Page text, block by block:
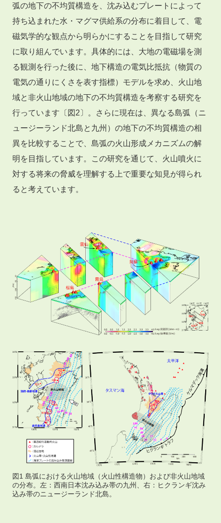
弧の地下の不均質構造を、沈み込むプレートによって
持ち込まれた水・マグマ供給系の分布に着目して、電
磁気学的な観点から明らかにすることを目指して研究
に取り組んでいます。具体的には、大地の電磁場を測
る観測を行った後に、地下構造の電気比抵抗（物質の
電気の通りにくさを表す指標）モデルを求め、火山地
域と非火山地域の地下の不均質構造を考察する研究を
行っています〔図2〕。さらに現在は、異なる島弧（ニ
ュージーランド北島と九州）の地下の不均質構造の相
異を比較することで、島弧の火山形成メカニズムの解
明を目指しています。この研究を通じて、火山噴火に
対する将来の脅威を理解する上で重要な知見が得られ
ると考えています。
図1 島弧における火山地域（火山性構造物）および非火山地域
の分布。左：西南日本沈み込み帯の九州、右：ヒクランギ沈み
込み帯のニュージーランド北島。